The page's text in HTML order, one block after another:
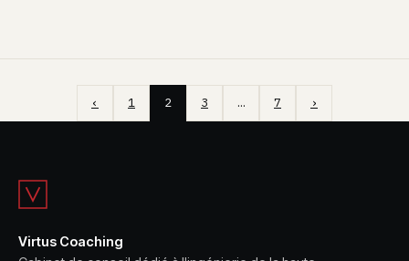
‹ 1 2 3 … 7 ›
Virtus Coaching